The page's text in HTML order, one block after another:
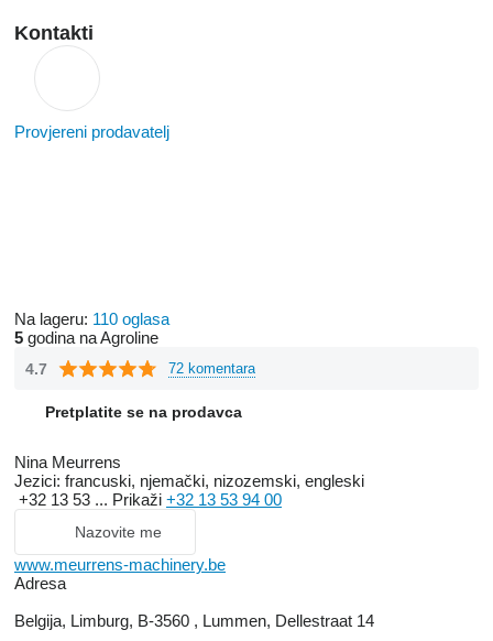
Kontakti
Provjereni prodavatelj
Na lageru: 110 oglasa
5 godina na Agroline
4.7 72 komentara
Pretplatite se na prodavca
Nina Meurrens
Jezici: francuski, njemački, nizozemski, engleski
+32 13 53 ... Prikaži +32 13 53 94 00
Nazovite me
www.meurrens-machinery.be
Adresa
Belgija, Limburg, B-3560 , Lummen, Dellestraat 14